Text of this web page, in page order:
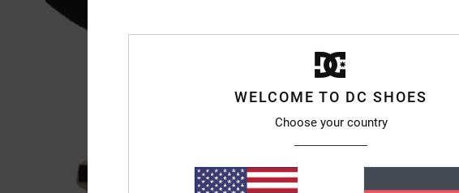
WELCOME TO DC SHOES
Choose your country